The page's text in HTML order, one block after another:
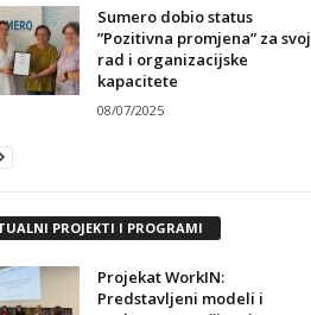
Sumero dobio status
”Pozitivna promjena” za svoj
rad i organizacijske
kapacitete
08/07/2025
PROJEKTI I PROGRAMI
Projekat WorkIN:
Predstavljeni modeli i